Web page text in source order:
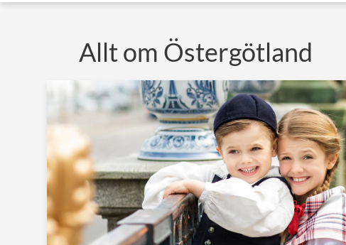
Allt om Östergötland